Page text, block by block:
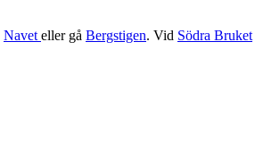
Navet eller gå Bergstigen. Vid Södra Bruket